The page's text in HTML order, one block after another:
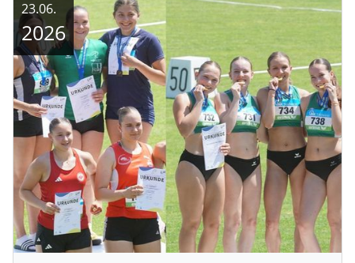
23.06.
2026